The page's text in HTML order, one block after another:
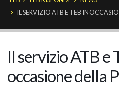
IL SERVIZIO ATB E TEB IN
Il servizio ATB e
occasione della